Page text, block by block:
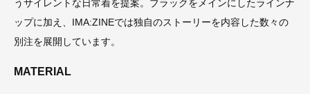
うサイレントな日常着を提案。ブラックをメインにしたラインナ
ップに加え、IMA:ZINEでは独自のストーリーを内容した数々の
別注を展開しています。
MATERIAL